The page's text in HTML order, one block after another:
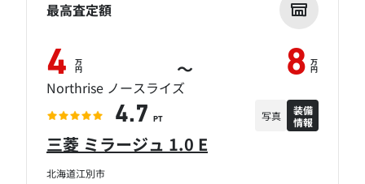
北海道江別市
三菱 ミラージュ 1.0 E
最高査定額
4 万
円 ～ 8 万
円
Northrise ノースライズ
4.7 PT 写真
装備
情報